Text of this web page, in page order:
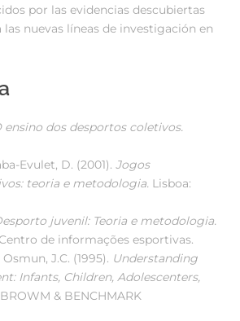
por las evidencias descubiertas
las nuevas líneas de investigación en
ensino dos desportos coletivos.
Evulet, D. (2001). Jogos
teoria e metodologia. Lisboa:
juvenil: Teoria e metodologia.
de informações esportivas.
J.C. (1995). Understanding
Infants, Children, Adolescenters,
& BENCHMARK